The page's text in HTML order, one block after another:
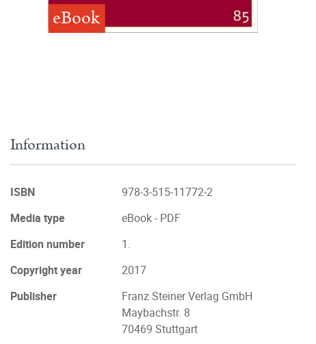
eBook
Information
ISBN
978-3-515-11772-2
Media type
eBook - PDF
Edition number
1.
Copyright year
2017
Publisher
Franz Steiner Verlag GmbH
Maybachstr. 8
70469 Stuttgart